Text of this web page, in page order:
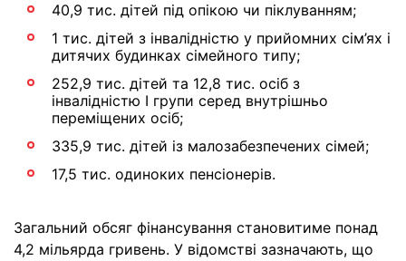
40,9 тис. дітей під опікою чи піклуванням;
1 тис. дітей з інвалідністю у прийомних сім’ях і
дитячих будинках сімейного типу;
252,9 тис. дітей та 12,8 тис. осіб з
інвалідністю І групи серед внутрішньо
переміщених осіб;
335,9 тис. дітей із малозабезпечених сімей;
17,5 тис. одиноких пенсіонерів.
Загальний обсяг фінансування становитиме понад
4,2 мільярда гривень. У відомстві зазначають, що